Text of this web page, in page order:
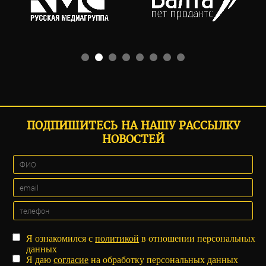
ПОДПИШИТЕСЬ НА НАШУ РАССЫЛКУ
НОВОСТЕЙ
Я ознакомился сполитикой в отношении персональных
данных
Я даюсогласие на обработку персональных данных